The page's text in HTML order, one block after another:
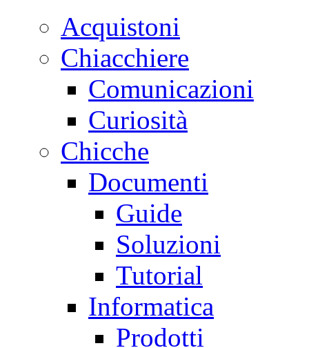
Acquistoni
Chiacchiere
Comunicazioni
Curiosità
Chicche
Documenti
Guide
Soluzioni
Tutorial
Informatica
Prodotti